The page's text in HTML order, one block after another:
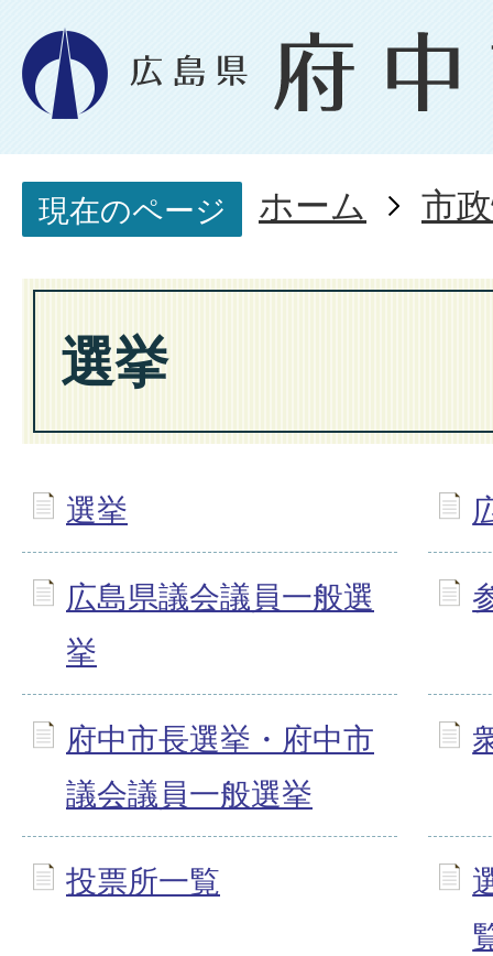
現在のページ ホーム 市
選挙
選挙
広島県議会議員一般選
挙
府中市長選挙・府中市
議会議員一般選挙
投票所一覧